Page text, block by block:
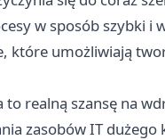
w sposób szybki i
które umożliwiają
realną szansę na
zasobów IT dużego